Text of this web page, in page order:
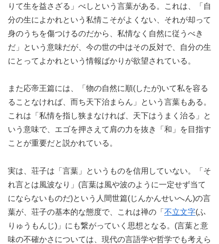
りて生を益さざる」べしという言葉がある。これは、「自
分の生によかれという私情こそがよくない、それが却って
身のうちを傷つけるのだから、私情なく自然に従うべき
だ」という意味だが、今の世の中はその反対で、自分の生
にとってよかれという情報ばかりが欲望されている。
また応帝王篇には、「物の自然に順(したが)いて私を容る
ることなければ、而ち天下治まらん」という言葉もある。
これは「私情を指し狭まなければ、天下はうまく治る」と
いう意味で、エゴを押さえて肩の力を抜き「和」を目指す
ことが重要だと説かれている。
実は、荘子は「言葉」というものを信用していない。「そ
れ言とは風波なり」(言葉は風や波のように一定せず当て
にならないものだ)という人間世篇(じんかんせいへん)の言
葉が、荘子の基本的な態度で、これは禅の「 不立文字(ふ
りゅうもんじ)」にも繋がっていく思想となる。(言葉と意
味の不確かさについては、現代の言語学や哲学でも考えら